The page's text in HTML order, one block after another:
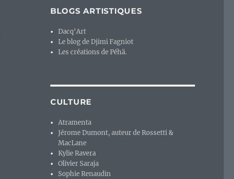
BLOGS ARTISTIQUES
Dacq'Art
Le blog de Djimi Fagniot
Les créations de Péhä.
CULTURE
Atramenta
Jérome Dumont, auteur de Rossetti &
MacLane
Kylie Ravera
Olivier Saraja
Sophie Renaudin